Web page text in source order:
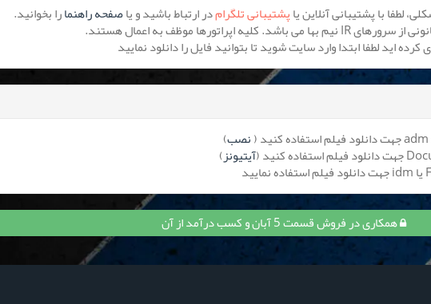
پشتیبانی تلگرامدر ارتباط باشید و یاصفحه راهنمارا بخوانید.
نصب)
آیتیونز)
همکاری در فروش قسمت 5 آبان و کسب درآمد از آن